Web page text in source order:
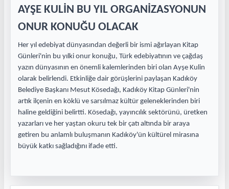
AYŞE KULİN BU YIL ORGANİZASYONUN
ONUR KONUĞU OLACAK
Her yıl edebiyat dünyasından değerli bir ismi ağırlayan Kitap
Günleri'nin bu yılki onur konuğu, Türk edebiyatının ve çağdaş
yazın dünyasının en önemli kalemlerinden biri olan Ayşe Kulin
olarak belirlendi. Etkinliğe dair görüşlerini paylaşan Kadıköy
Belediye Başkanı Mesut Kösedağı, Kadıköy Kitap Günleri'nin
artık ilçenin en köklü ve sarsılmaz kültür geleneklerinden biri
haline geldiğini belirtti. Kösedağı, yayıncılık sektörünü, üretken
yazarları ve her yaştan okuru tek bir çatı altında bir araya
getiren bu anlamlı buluşmanın Kadıköy'ün kültürel mirasına
büyük katkı sağladığını ifade etti.